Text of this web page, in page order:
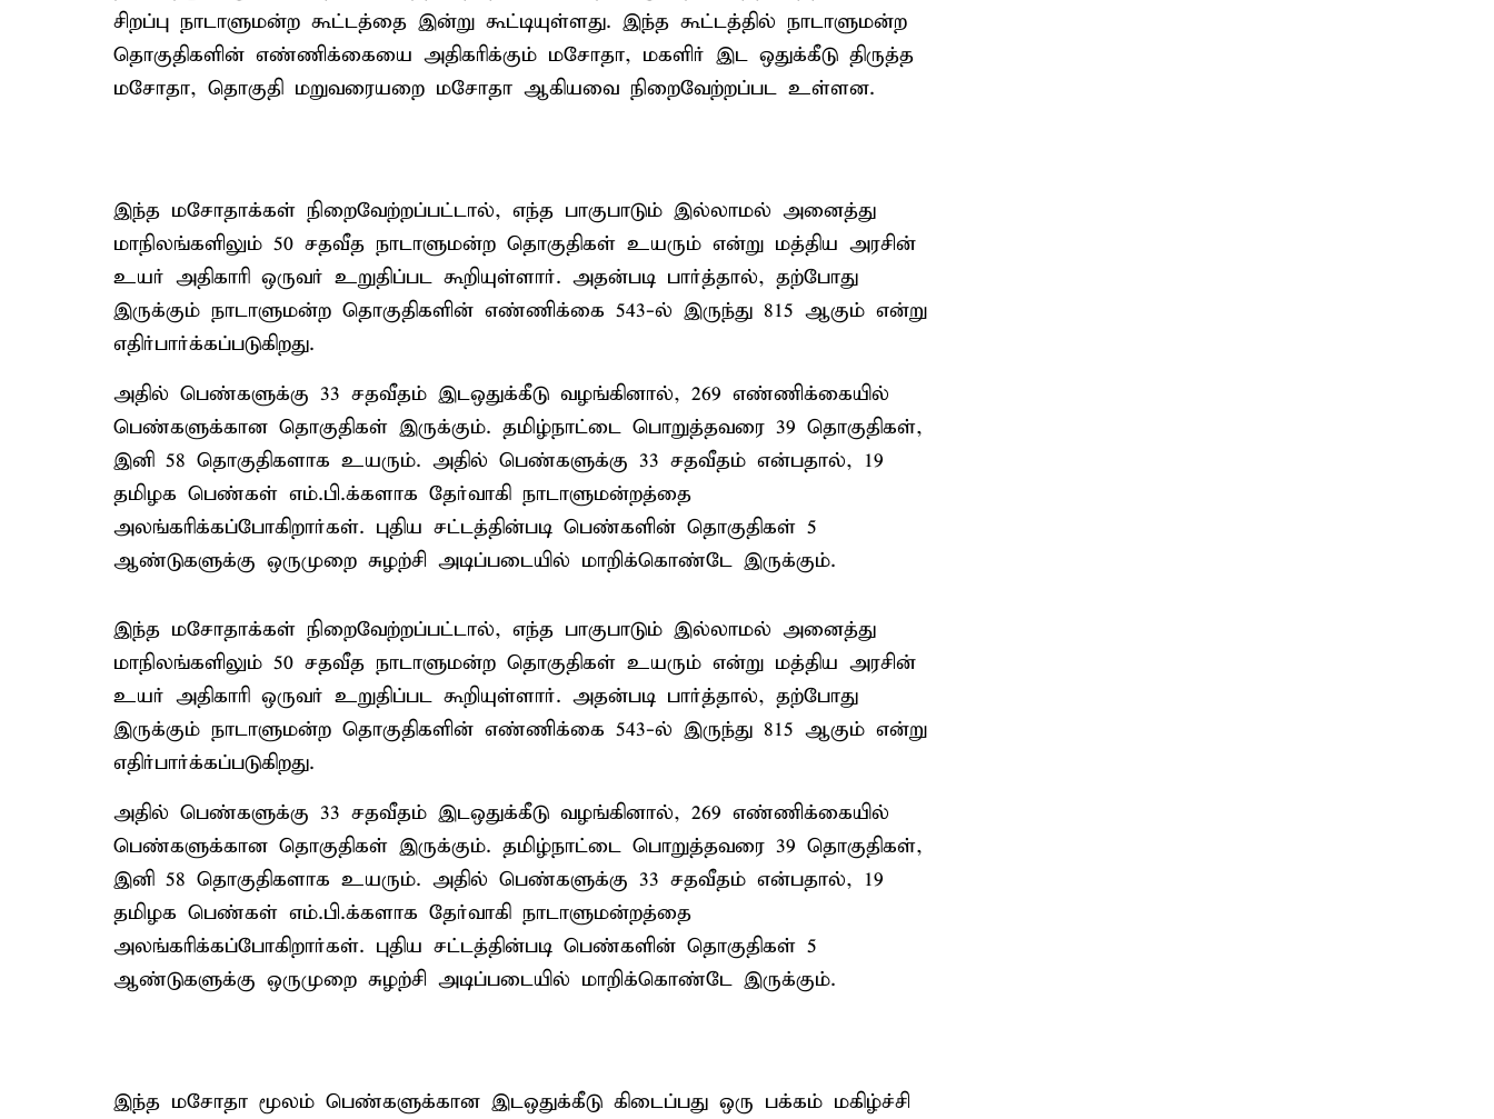
சிறப்பு நாடாளுமன்ற கூட்டத்தை இன்று கூட்டியுள்ளது. இந்த கூட்டத்தில் நாடாளுமன்ற
தொகுதிகளின் எண்ணிக்கையை அதிகரிக்கும் மசோதா, மகளிர் இட ஒதுக்கீடு திருத்த
மசோதா, தொகுதி மறுவரையறை மசோதா ஆகியவை நிறைவேற்றப்பட உள்ளன.
இந்த மசோதாக்கள் நிறைவேற்றப்பட்டால், எந்த பாகுபாடும் இல்லாமல் அனைத்து
மாநிலங்களிலும் 50 சதவீத நாடாளுமன்ற தொகுதிகள் உயரும் என்று மத்திய அரசின்
உயர் அதிகாரி ஒருவர் உறுதிப்பட கூறியுள்ளார். அதன்படி பார்த்தால், தற்போது
இருக்கும் நாடாளுமன்ற தொகுதிகளின் எண்ணிக்கை 543-ல் இருந்து 815 ஆகும் என்று
எதிர்பார்க்கப்படுகிறது.
அதில் பெண்களுக்கு 33 சதவீதம் இடஒதுக்கீடு வழங்கினால், 269 எண்ணிக்கையில்
பெண்களுக்கான தொகுதிகள் இருக்கும். தமிழ்நாட்டை பொறுத்தவரை 39 தொகுதிகள்,
இனி 58 தொகுதிகளாக உயரும். அதில் பெண்களுக்கு 33 சதவீதம் என்பதால், 19
தமிழக பெண்கள் எம்.பி.க்களாக தேர்வாகி நாடாளுமன்றத்தை
அலங்கரிக்கப்போகிறார்கள். புதிய சட்டத்தின்படி பெண்களின் தொகுதிகள் 5
ஆண்டுகளுக்கு ஒருமுறை சுழற்சி அடிப்படையில் மாறிக்கொண்டே இருக்கும்.
இந்த மசோதாக்கள் நிறைவேற்றப்பட்டால், எந்த பாகுபாடும் இல்லாமல் அனைத்து
மாநிலங்களிலும் 50 சதவீத நாடாளுமன்ற தொகுதிகள் உயரும் என்று மத்திய அரசின்
உயர் அதிகாரி ஒருவர் உறுதிப்பட கூறியுள்ளார். அதன்படி பார்த்தால், தற்போது
இருக்கும் நாடாளுமன்ற தொகுதிகளின் எண்ணிக்கை 543-ல் இருந்து 815 ஆகும் என்று
எதிர்பார்க்கப்படுகிறது.
அதில் பெண்களுக்கு 33 சதவீதம் இடஒதுக்கீடு வழங்கினால், 269 எண்ணிக்கையில்
பெண்களுக்கான தொகுதிகள் இருக்கும். தமிழ்நாட்டை பொறுத்தவரை 39 தொகுதிகள்,
இனி 58 தொகுதிகளாக உயரும். அதில் பெண்களுக்கு 33 சதவீதம் என்பதால், 19
தமிழக பெண்கள் எம்.பி.க்களாக தேர்வாகி நாடாளுமன்றத்தை
அலங்கரிக்கப்போகிறார்கள். புதிய சட்டத்தின்படி பெண்களின் தொகுதிகள் 5
ஆண்டுகளுக்கு ஒருமுறை சுழற்சி அடிப்படையில் மாறிக்கொண்டே இருக்கும்.
இந்த மசோதா மூலம் பெண்களுக்கான இடஒதுக்கீடு கிடைப்பது ஒரு பக்கம் மகிழ்ச்சி